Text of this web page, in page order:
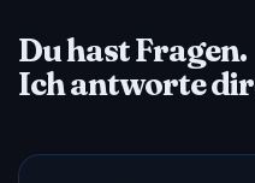
Du hast Fragen.
Ich antworte